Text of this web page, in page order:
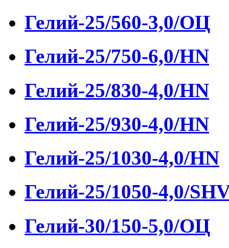
Гелий-25/560-3,0/ОЦ
Гелий-25/750-6,0/HN
Гелий-25/830-4,0/HN
Гелий-25/930-4,0/HN
Гелий-25/1030-4,0/HN
Гелий-25/1050-4,0/
Гелий-30/150-5,0/ОЦ